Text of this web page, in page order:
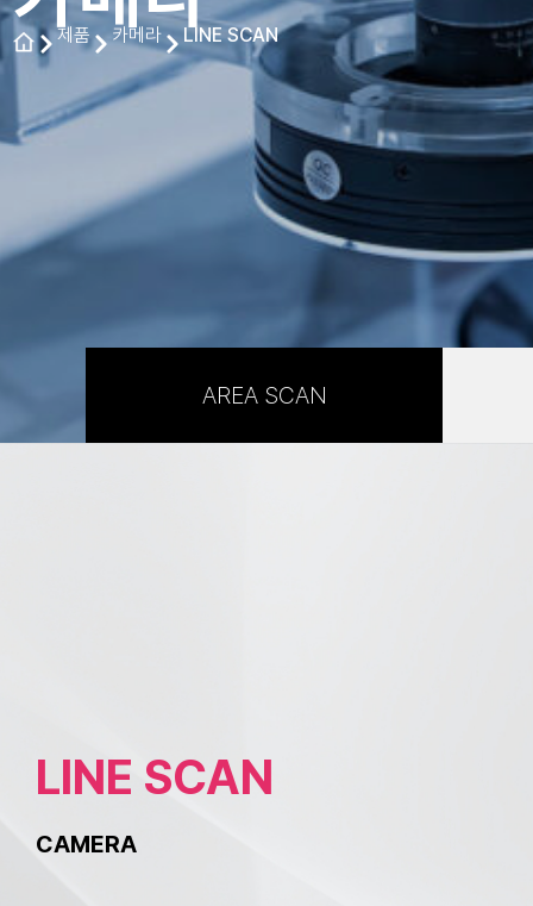
제품 카메라 LINE SCAN
AREA SCAN
LINE SCAN
CAMERA